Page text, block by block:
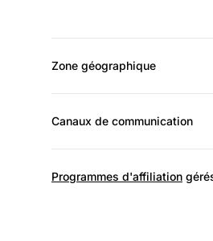
Zone géographique
Canaux de communication
Programmes d'affiliation